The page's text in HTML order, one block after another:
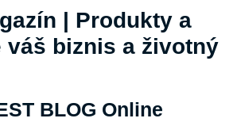
| Produkty a
váš biznis a životný
BLOG Online